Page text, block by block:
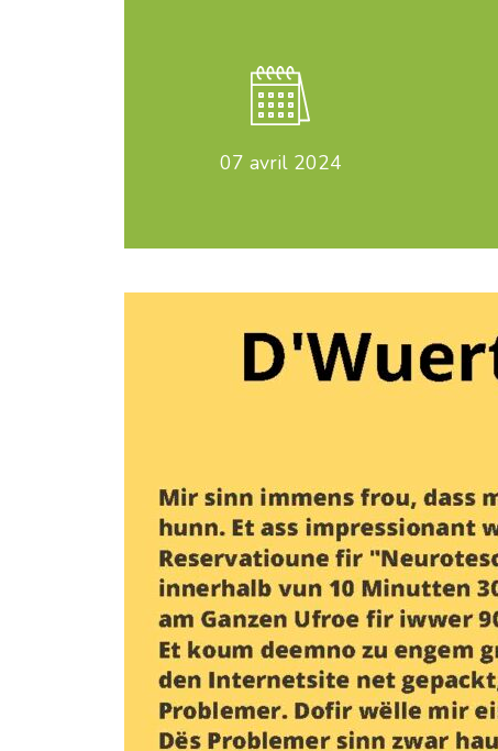
07 avril 2024